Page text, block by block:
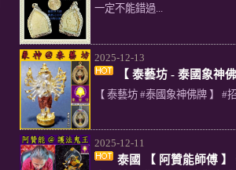
一定不能錯過...
2025-12-13
【 泰藝坊 - 泰國象神
【 泰藝坊 #泰國象神佛牌 】
2025-12-11
泰國 【 阿贊能師傅